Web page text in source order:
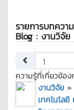
รายการบทควา
Blog : งานวิจัย
ความรู้ที่เกี่ยวข้อ
งานวิจัย »
เทคโนโล